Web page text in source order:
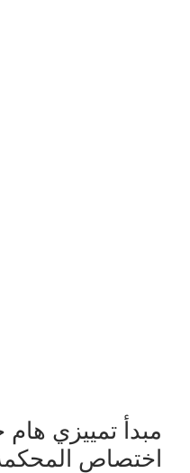
مبدأ تمييزي
اختصاص المحكمة